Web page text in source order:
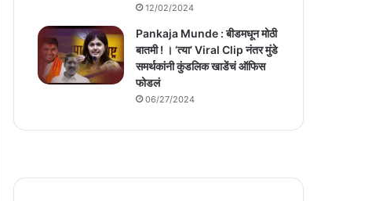
12/02/2024
Pankaja Munde : बीडमधून मोठी
बातमी ! । ‘त्या’ Viral Clip नंतर मुंडे
समर्थकांनी कुंडलिक खाडेंचं ऑफिस
फोडलं
06/27/2024